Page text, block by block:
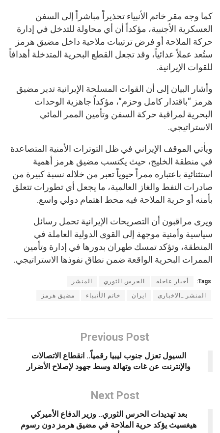
كما وجه مقر خاتم الأنبياء تحذيراً مباشراً إلى السفن
العسكرية الأجنبية، مؤكداً أن أي محاولة للتدخل في إدارة
حركة الملاحة أو فرض ترتيبات ملاحية داخل مضيق هرمز
ستُعد عملاً عدائياً، وقد تجعل القطع البحرية المتدخلة أهدافاً
للقوات الإيرانية.
وأشار البيان إلى أن القوات المسلحة الإيرانية تدير مضيق
هرمز “باقتدار كامل وحزم”، مؤكداً جاهزية الوحدات
البحرية لمراقبة حركة السفن وتأمين الممر المائي
الاستراتيجي.
ويأتي الموقف الإيراني في ظل التوترات الأمنية المتصاعدة
في منطقة الخليج، حيث يكتسب مضيق هرمز أهمية
استثنائية باعتباره ممراً حيوياً تعبر من خلاله نسبة كبيرة من
صادرات النفط والغاز العالمية، ما يجعل أي تطورات تتعلق
بأمنه أو حرية الملاحة فيه محط اهتمام دولي واسع.
ويرى مراقبون أن التصريحات الإيرانية تحمل رسائل
سياسية وأمنية موجهة إلى القوى الدولية العاملة في
المنطقة، وتؤكد تمسك طهران بدورها في إدارة وتأمين
الممرات البحرية الواقعة ضمن نطاق نفوذها الاستراتيجي.
Tags: أخبار عاجله الحرس الثوري المنشر
المنشر _الاخبارى ايران خاتم الأنبياء مضيق هرمز
Previous Post
السيول تعزل جنوب ليبيا رقمياً.. انقطاع الاتصالات
والإنترنت عن غات وتهالة وسط جهود لإصلاح الأضرار
Next Post
بعد تهديدات الحرس الثوري.. وزير الدفاع الأميركي
هيغسيث يؤكد حرية الملاحة في مضيق هرمز دون رسوم